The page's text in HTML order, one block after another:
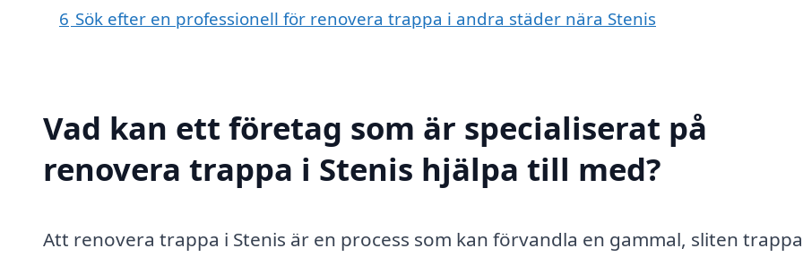
6 Sök efter en professionell för renovera trappa i andra städer nära Stenis
Vad kan ett företag som är specialiserat på
renovera trappa i Stenis hjälpa till med?
Att renovera trappa i Stenis är en process som kan förvandla en gammal, sliten